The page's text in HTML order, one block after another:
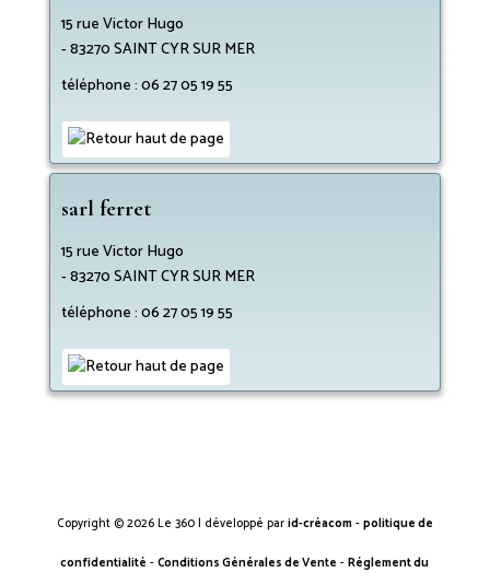
15 rue Victor Hugo
-83270SAINT CYR SUR MER
téléphone :06 27 05 19 55
sarl ferret
15 rue Victor Hugo
-83270SAINT CYR SUR MER
téléphone :06 27 05 19 55
Copyright © 2026 Le 360 | développé parid-créacom-politique de
confidentialité -Conditions Générales de Vente -Réglement du